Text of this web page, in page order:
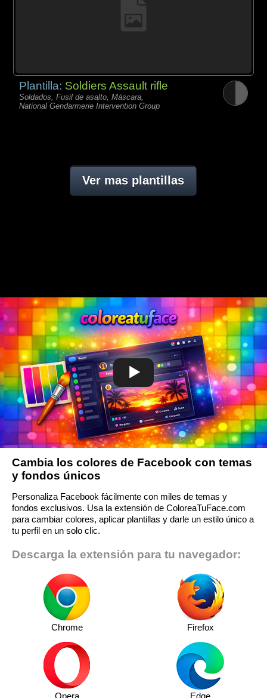
Plantilla: Soldiers Assault rifle
Soldados, Fusil de asalto, Máscara,
National Gendarmerie Intervention Group
Ver mas plantillas
Cambia los colores de Facebook con temas
y fondos únicos
Personaliza Facebook fácilmente con miles de temas y
fondos exclusivos. Usa la extensión de ColoreaTuFace.com
para cambiar colores, aplicar plantillas y darle un estilo único a
tu perfil en un solo clic.
Descarga la extensión para tu navegador:
Chrome Firefox
Opera Edge